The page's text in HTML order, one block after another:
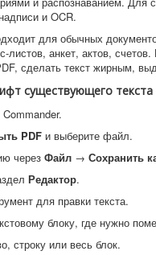
и OCR.
для обычных
листов, анкет, актов,
сделать текст жирным,
существующего текста
PDF и выберите файл.
через Файл → Сохранить
Редактор.
для правки текста.
блоку, где нужно
строку или весь блок.